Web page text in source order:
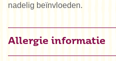
nadelig beïnvloeden.
Allergie informatie